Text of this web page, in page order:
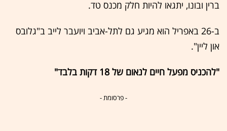
ברין ובונו, יתגאו להיות חלק מכנס טד.
ב-26 באפריל הוא מגיע גם לתל-אביב ויועבר לייב ב"גלובס
און ליין".
"להכניס מפעל חיים לנאום של 18 דקות בלבד"
- פרסומת -